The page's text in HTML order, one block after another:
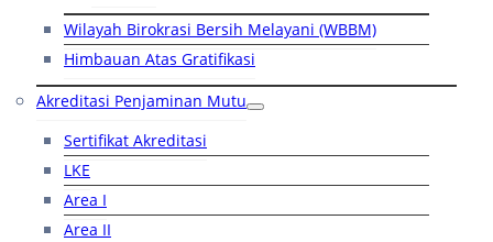
Wilayah Birokrasi Bersih Melayani (WBBM)
Himbauan Atas Gratifikasi
Akreditasi Penjaminan Mutu
Sertifikat Akreditasi
LKE
Area I
Area II